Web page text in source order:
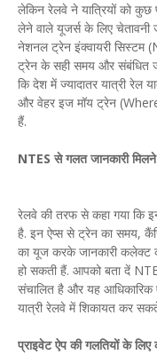
लेक‍िन रेलवे ने यात्र‍ियों को कुछ
लेने वाले यूजर्स के ल‍िए चेतावनी
नेशनल ट्रेन इंक्‍वायरी सिस्टम
ट्रेन के सही समय और संबंध‍ित
क‍ि देश में ज्यादातर यात्री रेल
और वेहर इज मॉय ट्रेन
हैं.
NTES से गलत जानकारी
रेलवे की तरफ से कहा गया क‍ि
है. इन ऐप्‍स से ट्रेन का समय,
का यूज करके जानकारी कलेक्‍ट
हो सकती हैं. आपको बता दें
संचालित है और यह आध‍िकार‍िक
यात्री रेलवे में शिकायत कर
प्राइवेट ऐप की गलतियों के ल‍िए